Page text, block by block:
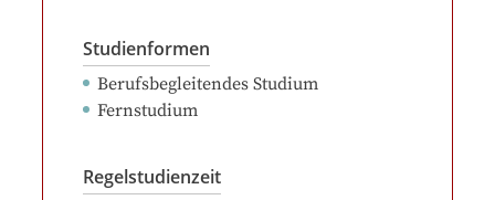
Studienformen
Berufsbegleitendes Studium
Fernstudium
Regelstudienzeit